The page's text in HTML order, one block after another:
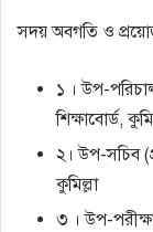
সদয় অবগতি ও
১ । উপ-
শিক্ষাবোর্ড,
২। উপ-সচিব
কুমিল্লা
৩ । উপ-